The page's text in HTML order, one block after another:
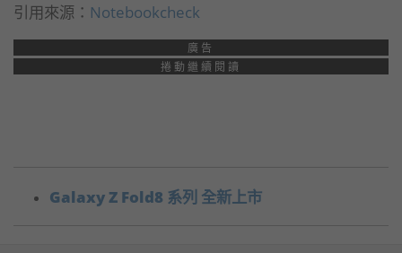
引用來源： Notebookcheck
廣告
捲動繼續閱讀
Galaxy Z Fold8 系列 全新上市